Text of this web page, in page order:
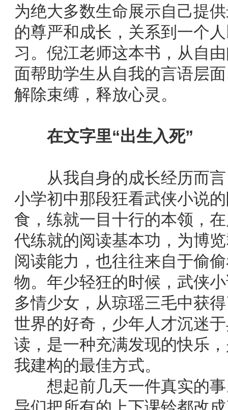
为绝大多数生命展示自己提
的尊严和成长，关系到一个
习。倪江老师这本书，从自
面帮助学生从自我的言语层
解除束缚，释放心灵。
在文字里“出生入死”
从我自身的成长经历而言
小学初中那段狂看武侠小说
食，练就一目十行的本领，
代练就的阅读基本功，为博
阅读能力，也往往来自于偷
物。年少轻狂的时候，武侠
多情少女，从琼瑶三毛中获
世界的好奇，少年人才沉迷
读，是一种充满发现的快乐
我建构的最佳方式。
想起前几天一件真实的事